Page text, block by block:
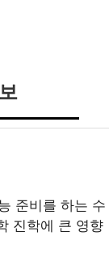
준비를 하는 수
진학에 큰 영향